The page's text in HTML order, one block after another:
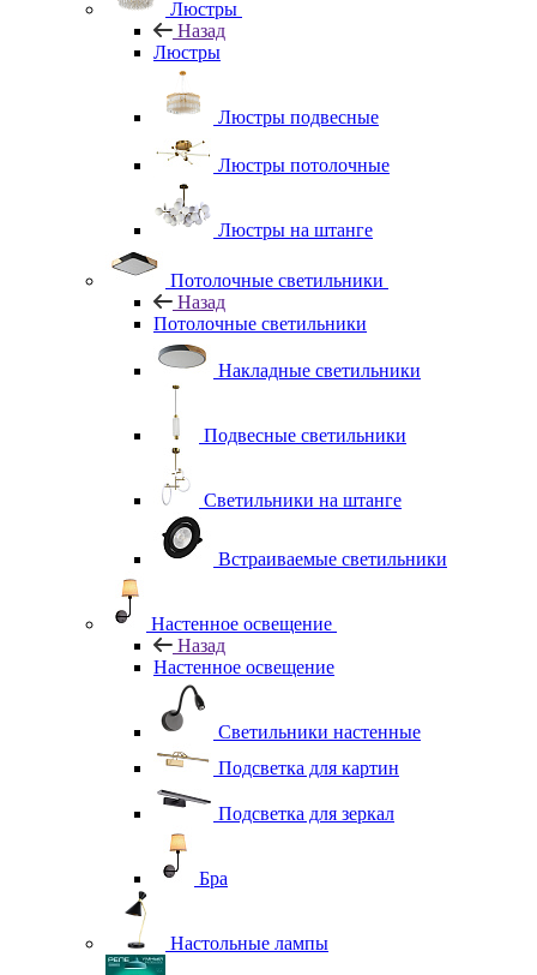
Люстры
Назад
Люстры
Люстры подвесные
Люстры потолочные
Люстры на штанге
Потолочные светильники
Назад
Потолочные светильники
Накладные светильники
Подвесные светильники
Светильники на штанге
Встраиваемые светильники
Настенное освещение
Назад
Настенное освещение
Светильники настенные
Подсветка для картин
Подсветка для зеркал
Бра
Настольные лампы